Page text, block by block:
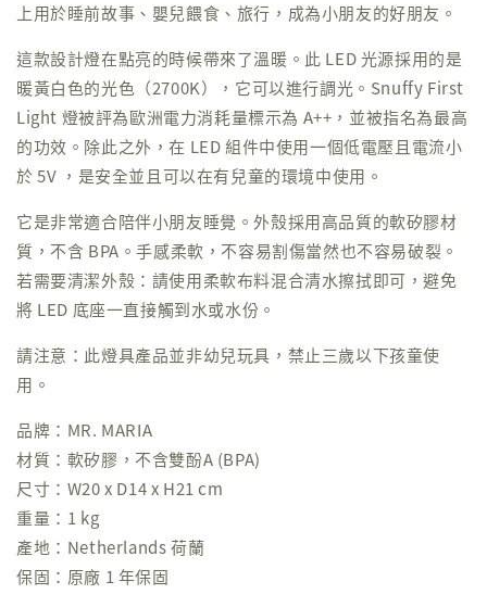
上用於睡前故事、嬰兒餵食、旅行，成為小朋友的好朋友。
這款設計燈在點亮的時候帶來了溫暖。此 LED 光源採用的是
暖黃白色的光色（2700K），它可以進行調光。Snuffy First
Light 燈被評為歐洲電力消耗量標示為 A++，並被指名為最高
的功效。除此之外，在 LED 組件中使用一個低電壓且電流小
於 5V ，是安全並且可以在有兒童的環境中使用。
它是非常適合陪伴小朋友睡覺。外殼採用高品質的軟矽膠材
質，不含 BPA。手感柔軟，不容易割傷當然也不容易破裂。
若需要清潔外殼：請使用柔軟布料混合清水擦拭即可，避免
將 LED 底座一直接觸到水或水份。
請注意：此燈具產品並非幼兒玩具，禁止三歲以下孩童使
用。
品牌：MR. MARIA
材質：軟矽膠，不含雙酚A (BPA)
尺寸：W20 x D14 x H21 cm
重量：1 kg
產地：Netherlands 荷蘭
保固：原廠 1 年保固